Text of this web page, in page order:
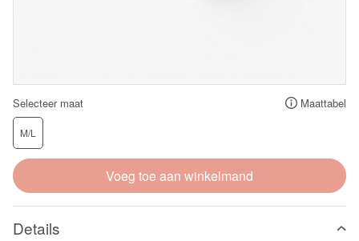
Selecteer maat Maattabel
M/L
Voeg toe aan winkelmand
Details